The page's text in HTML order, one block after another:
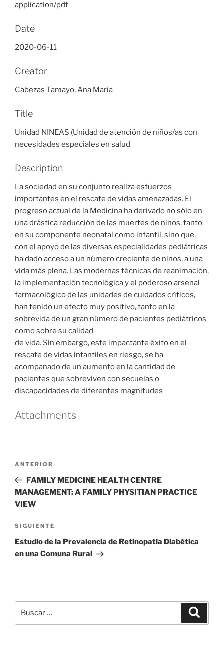
application/pdf
Date
2020-06-11
Creator
Cabezas Tamayo, Ana María
Title
Unidad NINEAS (Unidad de atención de niños/as con
necesidades especiales en salud
Description
La sociedad en su conjunto realiza esfuerzos
importantes en el rescate de vidas amenazadas. El
progreso actual de la Medicina ha derivado no sólo en
una drástica reducción de las muertes de niños, tanto
en su componente neonatal como infantil, sino que,
con el apoyo de las diversas especialidades pediátricas
ha dado acceso a un número creciente de niños, a una
vida más plena. Las modernas técnicas de reanimación,
la implementación tecnológica y el poderoso arsenal
farmacológico de las unidades de cuidados críticos,
han tenido un efecto muy positivo, tanto en la
sobrevida de un gran número de pacientes pediátricos
como sobre su calidad
de vida. Sin embargo, este impactante éxito en el
rescate de vidas infantiles en riesgo, se ha
acompañado de un aumento en la cantidad de
pacientes que sobreviven con secuelas o
discapacidades de diferentes magnitudes
Attachments
entradas
Entrada
anterior
ANTERIOR
FAMILY MEDICINE HEALTH CENTRE
MANAGEMENT: A FAMILY PHYSITIAN PRACTICE
VIEW
Siguiente
entrada
SIGUIENTE
Estudio de la Prevalencia de Retinopatía Diabética
en una Comuna Rural
por: